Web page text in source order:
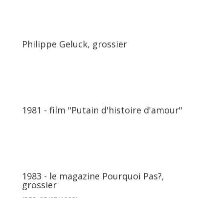
Philippe Geluck, grossier
1981 - film "Putain d'histoire d'amour"
1983 - le magazine Pourquoi Pas?,
grossier